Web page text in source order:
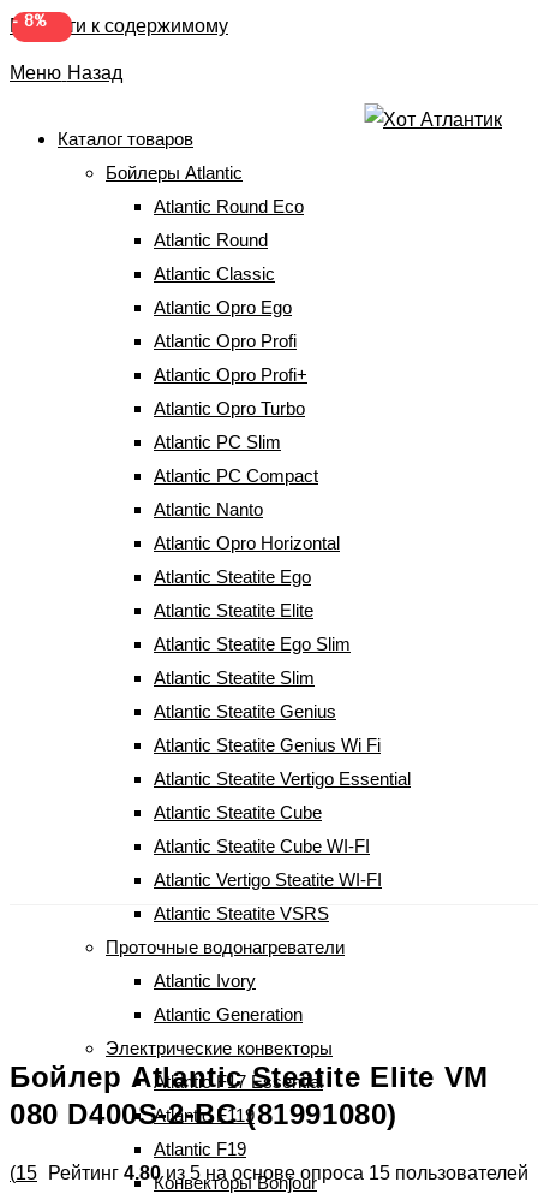
Перейти к содержимому
Меню Назад
Каталог товаров
Бойлеры Atlantic
Atlantic Round Eco
Atlantic Round
Atlantic Classic
Atlantic Opro Ego
Atlantic Opro Profi
Atlantic Opro Profi+
Atlantic Opro Turbo
Atlantic PC Slim
Atlantic PC Compact
Atlantic Nanto
Atlantic Opro Horizontal
Atlantic Steatite Ego
Atlantic Steatite Elite
Atlantic Steatite Ego Slim
Atlantic Steatite Slim
Atlantic Steatite Genius
Atlantic Steatite Genius Wi Fi
Atlantic Steatite Vertigo Essential
Atlantic Steatite Cube
Atlantic Steatite Cube WI-FI
Atlantic Vertigo Steatite WI-FI
Atlantic Steatite VSRS
Проточные водонагреватели
Atlantic Ivory
Atlantic Generation
Электрические конвекторы
Atlantic F17 Essential
Atlantic F119
Atlantic F19
Конвекторы Bonjour
Бойлер Atlantic Steatite
Elite VM 080 D400S-2-BC
(81991080)
Бойлер Atlantic Steatite Elite VM 080 D400S-2-BC
Бойлер Atlantic Steatite Elite VM
080 D400S-2-BC (81991080)
Рейтинг 4.80из 5 на основе опроса 15 пользователей
(15
- 8%